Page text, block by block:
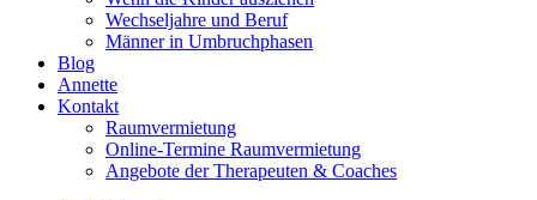
Wechseljahre und Beruf
Männer in Umbruchphasen
Blog
Annette
Kontakt
Raumvermietung
Online-Termine Raumvermietung
Angebote der Therapeuten & Coaches